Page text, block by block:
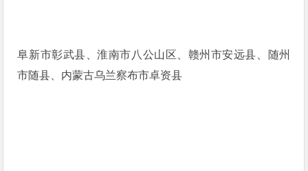
阜新市彰武县、淮南市八公山区、赣州市安远县、随州
市随县、内蒙古乌兰察布市卓资县